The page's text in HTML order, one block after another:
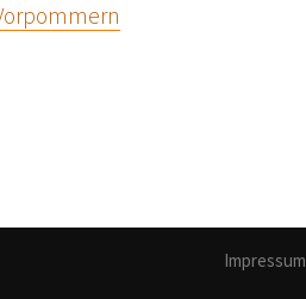
Impressum